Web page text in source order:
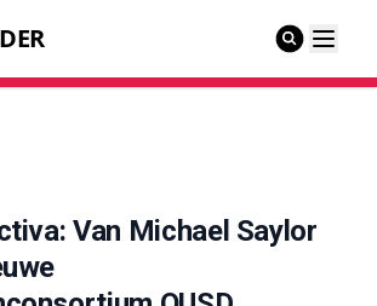
Van Michael Saylor